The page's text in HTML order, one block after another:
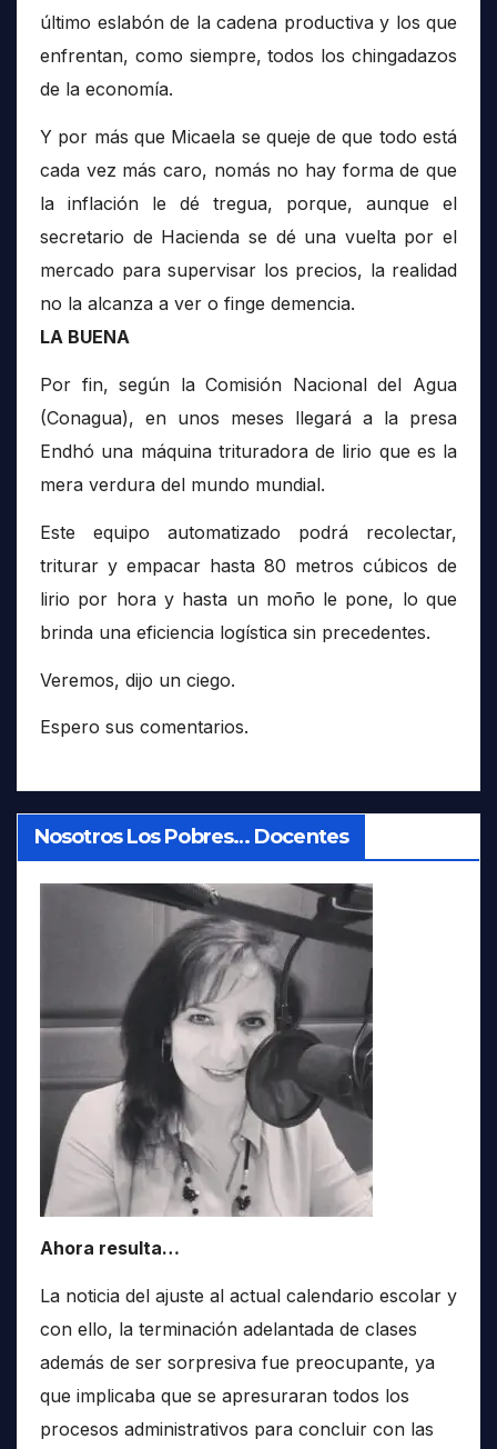
último eslabón de la cadena productiva y los que
enfrentan, como siempre, todos los chingadazos
de la economía.
Y por más que Micaela se queje de que todo está
cada vez más caro, nomás no hay forma de que
la inflación le dé tregua, porque, aunque el
secretario de Hacienda se dé una vuelta por el
mercado para supervisar los precios, la realidad
no la alcanza a ver o finge demencia.
LA BUENA
Por fin, según la Comisión Nacional del Agua
(Conagua), en unos meses llegará a la presa
Endhó una máquina trituradora de lirio que es la
mera verdura del mundo mundial.
Este equipo automatizado podrá recolectar,
triturar y empacar hasta 80 metros cúbicos de
lirio por hora y hasta un moño le pone, lo que
brinda una eficiencia logística sin precedentes.
Veremos, dijo un ciego.
Espero sus comentarios.
Nosotros Los Pobres… Docentes
Ahora resulta…
La noticia del ajuste al actual calendario escolar y
con ello, la terminación adelantada de clases
además de ser sorpresiva fue preocupante, ya
que implicaba que se apresuraran todos los
procesos administrativos para concluir con las